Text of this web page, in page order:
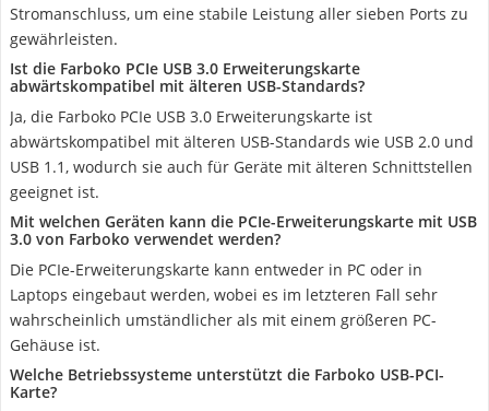
Stromanschluss, um eine stabile Leistung aller sieben Ports zu
gewährleisten.
Ist die Farboko PCIe USB 3.0 Erweiterungskarte
abwärtskompatibel mit älteren USB-Standards?
Ja, die Farboko PCIe USB 3.0 Erweiterungskarte ist
abwärtskompatibel mit älteren USB-Standards wie USB 2.0 und
USB 1.1, wodurch sie auch für Geräte mit älteren Schnittstellen
geeignet ist.
Mit welchen Geräten kann die PCIe-Erweiterungskarte mit USB
3.0 von Farboko verwendet werden?
Die PCIe-Erweiterungskarte kann entweder in PC oder in
Laptops eingebaut werden, wobei es im letzteren Fall sehr
wahrscheinlich umständlicher als mit einem größeren PC-
Gehäuse ist.
Welche Betriebssysteme unterstützt die Farboko USB-PCI-
Karte?